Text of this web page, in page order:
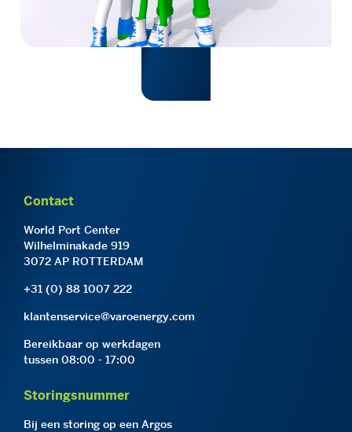
Contact
World Port Center
Wilhelminakade 919
3072 AP ROTTERDAM
+31 (0) 88 1007 222
klantenservice@varoenergy.com
Bereikbaar op werkdagen
tussen 08:00 - 17:00
Storingsnummer
Bij een storing op een Argos